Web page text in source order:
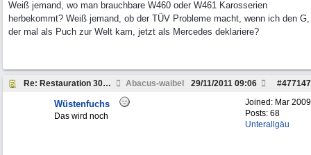
Weiß jemand, wo man brauchbare W460 oder W461 Karosserien
herbekommt? Weiß jemand, ob der TÜV Probleme macht, wenn ich den G,
der mal als Puch zur Welt kam, jetzt als Mercedes deklariere?
Re: Restauration 300 GD Abacus-waibel #477147
29/11/2011 09:06
Joined: Mar 2009
Posts: 68
Unterallgäu
Wüstenfuchs
Das wird noch